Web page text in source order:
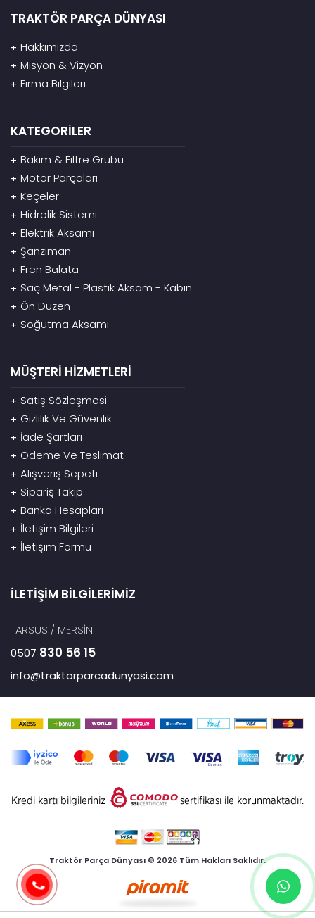
TRAKTÖR PARÇA DÜNYASI
+ Hakkımızda
+ Misyon & Vizyon
+ Firma Bilgileri
KATEGORİLER
+ Bakım & Filtre Grubu
+ Motor Parçaları
+ Keçeler
+ Hidrolik Sistemi
+ Elektrik Aksamı
+ Şanzıman
+ Fren Balata
+ Saç Metal - Plastik Aksam - Kabin
+ Ön Düzen
+ Soğutma Aksamı
MÜŞTERİ HİZMETLERİ
+ Satış Sözleşmesi
+ Gizlilik Ve Güvenlik
+ İade Şartları
+ Ödeme Ve Teslimat
+ Alışveriş Sepeti
+ Sipariş Takip
+ Banka Hesapları
+ İletişim Bilgileri
+ İletişim Formu
İLETİŞİM BİLGİLERİMİZ
TARSUS / MERSİN
0507 830 56 15
info@traktorparcadunyasi.com
Traktör Parça Dünyası © 2026 Tüm Hakları Saklıdır.